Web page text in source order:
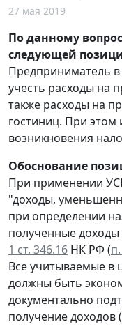
27 мая 2019
По данному
следующей
Предприниматель
учесть расходы на
также расходы на
гостиниц. При
возникновения
Обоснование
При применении
"доходы,
при определении
полученные
1 ст. 346.16 НК РФ (
Все учитываемые в
должны быть
документально
получение доходов (